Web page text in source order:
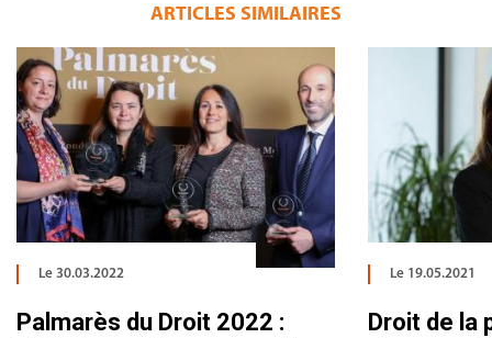
ARTICLES SIMILAIRES
Le 30.03.2022
Palmarès du Droit 2022 :
Le 19.05.2021
Droit de la